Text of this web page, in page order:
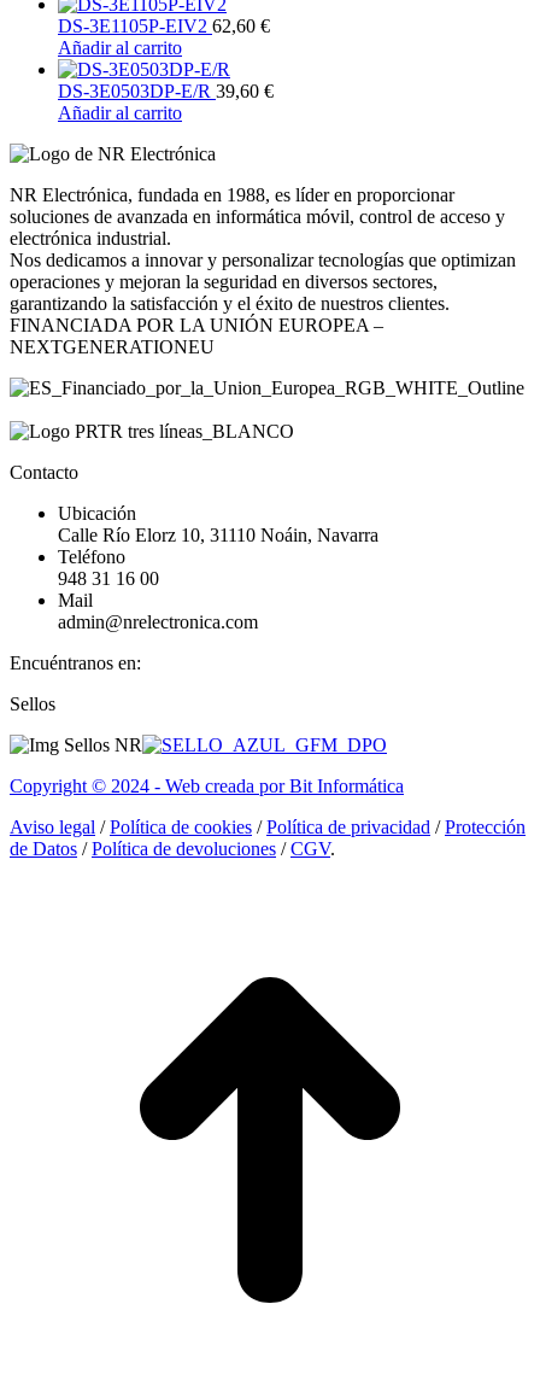
DS-3E1105P-EIV2 62,60 €
Añadir al carrito
DS-3E0503DP-E/R 39,60 €
Añadir al carrito
NR Electrónica, fundada en 1988, es líder en proporcionar
soluciones de avanzada en informática móvil, control de acceso y
electrónica industrial.
Nos dedicamos a innovar y personalizar tecnologías que optimizan
operaciones y mejoran la seguridad en diversos sectores,
garantizando la satisfacción y el éxito de nuestros clientes.
FINANCIADA POR LA UNIÓN EUROPEA –
NEXTGENERATIONEU
Contacto
Ubicación
Calle Río Elorz 10, 31110 Noáin, Navarra
Teléfono
948 31 16 00
Mail
admin@nrelectronica.com
Encuéntranos en:
Facebook
opens
new
Linkedin
opens
new
Instagram
opens
new
Sellos
Copyright © 2024 - Web creada por Bit Informática
Aviso legal /Política de cookies /Política de privacidad /Protección
de Datos /Política de devoluciones /CGV.